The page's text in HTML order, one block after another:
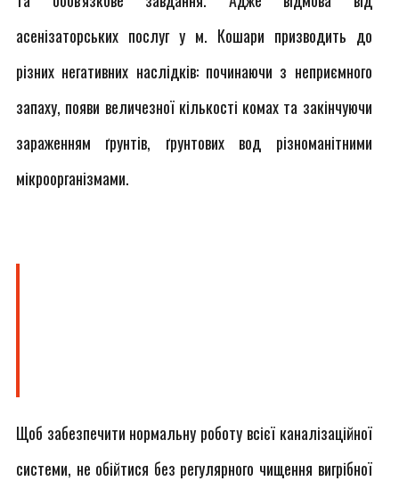
асенізаторських послуг у м. Кошари призводить до
різних негативних наслідків: починаючи з неприємного
запаху, появи величезної кількості комах та закінчуючи
зараженням ґрунтів, ґрунтових вод різноманітними
мікроорганізмами.
Щоб забезпечити нормальну роботу всієї каналізаційної
системи, не обійтися без регулярного чищення вигрібної